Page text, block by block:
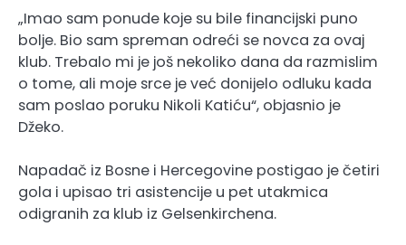
„Imao sam ponude koje su bile financijski puno
bolje. Bio sam spreman odreći se novca za ovaj
klub. Trebalo mi je još nekoliko dana da razmislim
o tome, ali moje srce je već donijelo odluku kada
sam poslao poruku Nikoli Katiću“, objasnio je
Džeko.
Napadač iz Bosne i Hercegovine postigao je četiri
gola i upisao tri asistencije u pet utakmica
odigranih za klub iz Gelsenkirchena.